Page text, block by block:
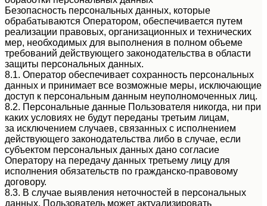
Безопасность персональных данных, которые
обрабатываются Оператором, обеспечивается путем
реализации правовых, организационных и технических
мер, необходимых для выполнения в полном объеме
требований действующего законодательства в области
защиты персональных данных.
8.1. Оператор обеспечивает сохранность персональных
данных и принимает все возможные меры, исключающие
доступ к персональным данным неуполномоченных лиц.
8.2. Персональные данные Пользователя никогда, ни при
каких условиях не будут переданы третьим лицам,
за исключением случаев, связанных с исполнением
действующего законодательства либо в случае, если
субъектом персональных данных дано согласие
Оператору на передачу данных третьему лицу для
исполнения обязательств по гражданско-правовому
договору.
8.3. В случае выявления неточностей в персональных
данных, Пользователь может актуализировать